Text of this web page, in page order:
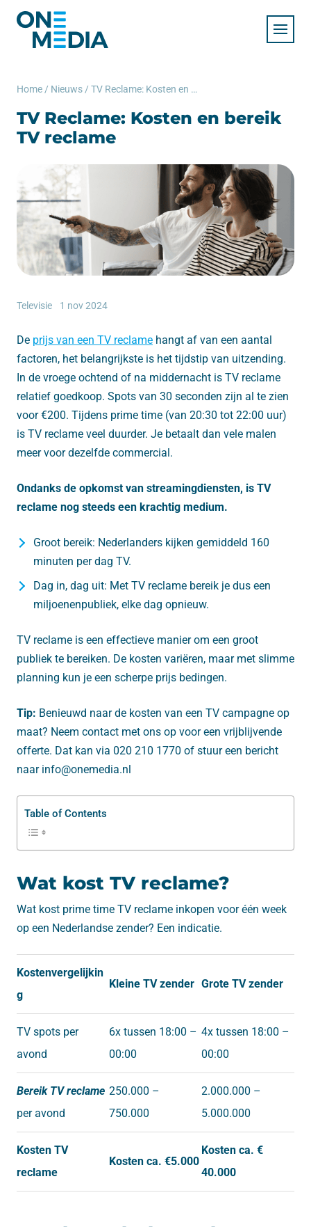
Home / Nieuws / TV Reclame: Kosten en bereik TV reclame
TV Reclame: Kosten en bereik
TV reclame
Televisie 1 nov 2024
De prijs van een TV reclame hangt af van een aantal
factoren, het belangrijkste is het tijdstip van uitzending.
In de vroege ochtend of na middernacht is TV reclame
relatief goedkoop. Spots van 30 seconden zijn al te zien
voor €200. Tijdens prime time (van 20:30 tot 22:00 uur)
is TV reclame veel duurder. Je betaalt dan vele malen
meer voor dezelfde commercial.
Ondanks de opkomst van streamingdiensten, is TV
reclame nog steeds een krachtig medium.
Groot bereik: Nederlanders kijken gemiddeld 160
minuten per dag TV.
Dag in, dag uit: Met TV reclame bereik je dus een
miljoenenpubliek, elke dag opnieuw.
TV reclame is een effectieve manier om een groot
publiek te bereiken. De kosten variëren, maar met slimme
planning kun je een scherpe prijs bedingen.
Tip: Benieuwd naar de kosten van een TV campagne op
maat? Neem contact met ons op voor een vrijblijvende
offerte. Dat kan via 020 210 1770 of stuur een bericht
naar info@onemedia.nl
Table of Contents
Wat kost TV reclame?
Wat kost prime time TV reclame inkopen voor één week
op een Nederlandse zender? Een indicatie.
Kostenvergelijkin
g
Kleine TV zender Grote TV zender
TV spots per
avond
6x tussen 18:00 –
00:00
4x tussen 18:00 –
00:00
Bereik TV reclame
per avond
250.000 –
750.000
2.000.000 –
5.000.000
Kosten TV
reclame
Kosten ca. €5.000
Kosten ca. €
40.000